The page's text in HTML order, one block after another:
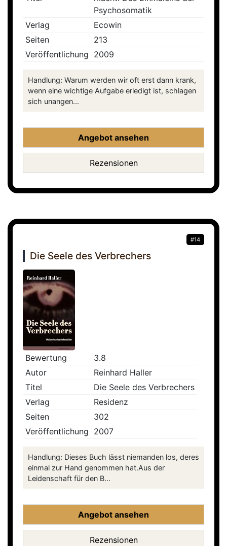
Psychosomatik
Verlag
Ecowin
Seiten
213
Veröffentlichung 2009
Handlung: Warum werden wir oft erst dann krank,
wenn eine wichtige Aufgabe erledigt ist, schlagen
sich unangen...
Angebot ansehen
Rezensionen
#14
Die Seele des Verbrechers
Bewertung
3.8
Autor
Reinhard Haller
Titel
Die Seele des Verbrechers
Verlag
Residenz
Seiten
302
Veröffentlichung 2007
Handlung: Dieses Buch lässt niemanden los, deres
einmal zur Hand genommen hat.Aus der
Leidenschaft für den B...
Angebot ansehen
Rezensionen